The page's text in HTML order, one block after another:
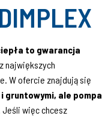
to gwarancja
największych
W ofercie znajdują się
gruntowymi, ale pompa
Jeśli więc chcesz